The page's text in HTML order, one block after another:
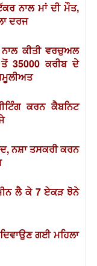
ਨਾਲ ਮਾਂ ਦੀ ਮੌਤ,
ਦਰਜ
ਨਾਲ ਕੀਤੀ ਵਰਚੁਅਲ
35000 ਕਰੀਬ ਦੇ
ਕਰਨ ਕੈਬਨਿਟ
ਨਸ਼ਾ ਤਸਕਰੀ ਕਰਨ
ਲੈ ਕੇ 7 ਏਕੜ ਝੋਨੇ
ਗਈ ਮਹਿਲਾ